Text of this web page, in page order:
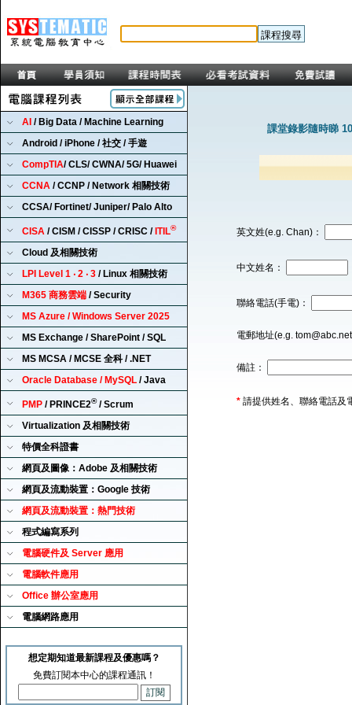
AI / Big Data / Machine Learning
Android / iPhone / 社交 / 手遊
CompTIA/ CLS/ CWNA/ 5G/ Huawei
CCNA / CCNP / Network 相關技術
CCSA/ Fortinet/ Juniper/ Palo Alto
CISA / CISM / CISSP / CRISC / ITIL®
Cloud 及相關技術
LPI Level 1 ‧ 2 ‧ 3 / Linux 相關技術
M365 商務雲端 / Security
MS Azure / Windows Server 2025
MS Exchange / SharePoint / SQL
MS MCSA / MCSE 全科 / .NET
Oracle Database / MySQL / Java
PMP / PRINCE2®/ Scrum
Virtualization 及相關技術
特價全科證書
網頁及圖像：Adobe 及相關技術
網頁及流動裝置：Google 技術
網頁及流動裝置：熱門技術
程式編寫系列
電腦硬件及 Server 應用
電腦軟件應用
Office 辦公室應用
電腦網路應用
想定期知道最新課程及優惠嗎？
免費訂閱本中心的課程通訊！
課堂錄影隨時睇
英文姓(e.g. Chan)：
中文姓名：
聯絡電話(手電)：
電郵地址(e.g.
備註：
* 請提供姓名、聯絡電話及